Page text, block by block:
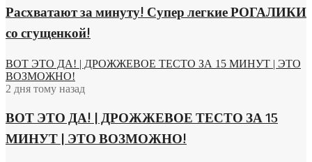
Расхватают за минуту! Супер легкие РОГАЛИКИ
со сгущенкой!
ВОТ ЭТО ДА! | ДРОЖЖЕВОЕ ТЕСТО ЗА 15 МИНУТ | ЭТО
ВОЗМОЖНО!
2 дня тому назад
ВОТ ЭТО ДА! | ДРОЖЖЕВОЕ ТЕСТО ЗА 15
МИНУТ | ЭТО ВОЗМОЖНО!